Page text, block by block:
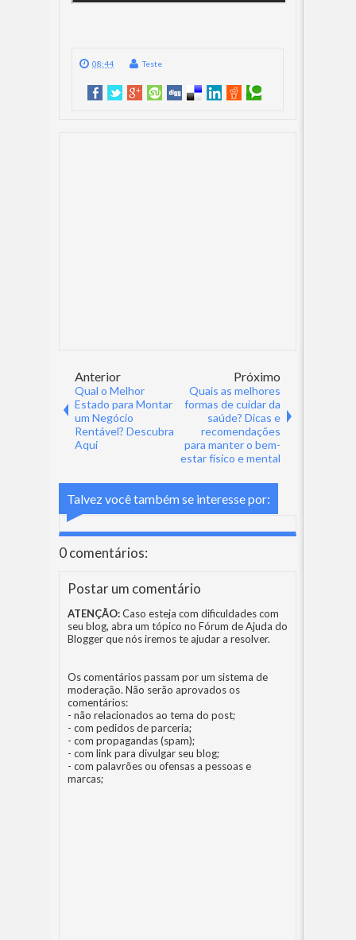
08:44 Teste
Anterior
Qual o Melhor
Estado para Montar
um Negócio
Rentável? Descubra
Aqui
Próximo
Quais as melhores
formas de cuidar da
saúde? Dicas e
recomendações
para manter o bem-
estar físico e mental
Talvez você também se interesse por:
0 comentários:
Postar um comentário
ATENÇÃO:Caso esteja com dificuldades com
seu blog, abra um tópico no Fórum de Ajuda do
Bloggerque nós iremos te ajudar a resolver.
Os comentários passam por um sistema de
moderação. Não serão aprovados os
comentários:
- não relacionados ao tema do post;
- com pedidos de parceria;
- com propagandas (spam);
- com link para divulgar seu blog;
- com palavrões ou ofensas a pessoas e
marcas;